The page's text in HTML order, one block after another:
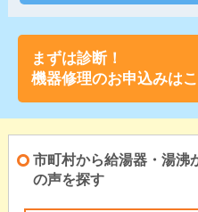
まずは診断！
機器修理のお申込みは
市町村から給湯器・湯沸
の声を探す